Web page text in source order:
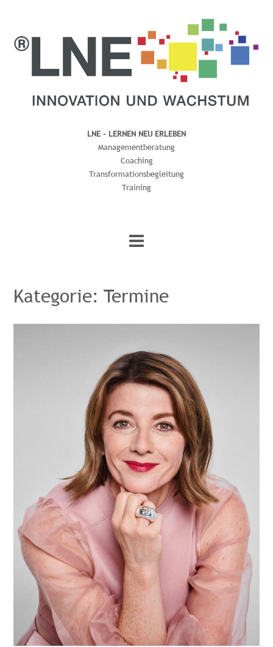
LNE - LERNEN NEU ERLEBEN
Managementberatung
Coaching
Transformationsbegleitung
Training
Kategorie: Termine